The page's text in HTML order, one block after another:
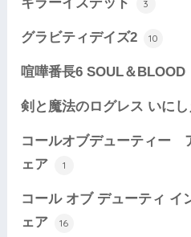
キラーイズデッド 3
グラビティデイズ2 10
喧嘩番長6 SOUL＆BLOOD
剣と魔法のログレス いに
コールオブデューティー
ェア
1
コール オブ デューティ イ
ェア
16